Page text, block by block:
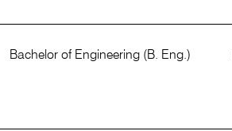
Bachelor of Engineering (B. Eng.)